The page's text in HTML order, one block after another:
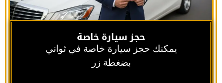
حجز سيارة خاصة
يمكنك حجز سيارة خاصة في ثواني
بضغطة زر